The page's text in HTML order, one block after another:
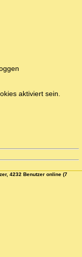
aktiviert sein.
4232 Benutzer online (7